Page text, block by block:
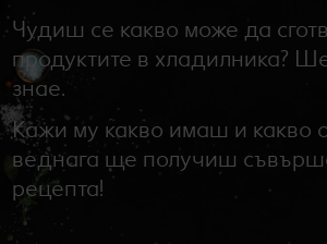
Чудиш се какво може да
продуктите в хладилника?
знае.
Кажи му какво имаш и какво
веднага ще получиш
рецепта!